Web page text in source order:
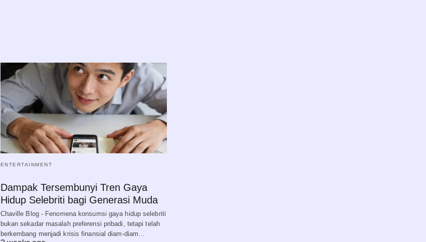
ENTERTAINMENT
Dampak Tersembunyi Tren Gaya
Hidup Selebriti bagi Generasi Muda
Chaville Blog - Fenomena konsumsi gaya hidup selebriti
bukan sekadar masalah preferensi pribadi, tetapi telah
berkembang menjadi krisis finansial diam-diam…